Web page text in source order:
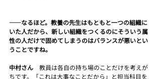
――なるほど。教養の先生はもともと一つの組織に
いた人だから、新しい組織をつくるのにそういう属
性の人だけで固めてしまうのはバランスが悪いとい
うことですね。
中村さん 教員は各自の持ち場のことだけを考えが
ちです。「これは大事なことだから」と担当科目を